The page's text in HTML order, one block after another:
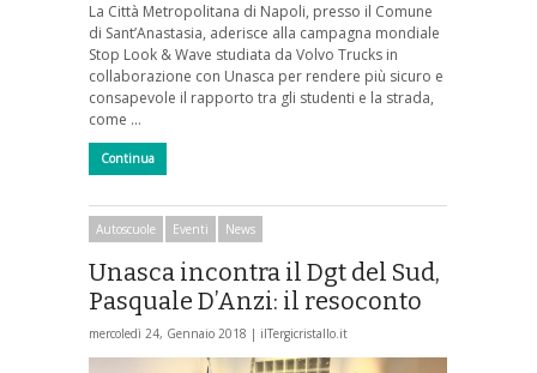
La Città Metropolitana di Napoli, presso il Comune
di Sant’Anastasia, aderisce alla campagna mondiale
Stop Look & Wave studiata da Volvo Trucks in
collaborazione con Unasca per rendere più sicuro e
consapevole il rapporto tra gli studenti e la strada,
come …
Continua
Autoscuole Eventi News
Unasca incontra il Dgt del Sud,
Pasquale D’Anzi: il resoconto
mercoledì 24, Gennaio 2018 | ilTergicristallo.it